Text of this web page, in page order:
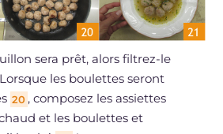
sera prêt, alors filtrez-le
les boulettes seront
20 , composez les assiettes
et les boulettes et